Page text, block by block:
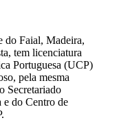
do Faial, Madeira,
tem licenciatura
Portuguesa (UCP)
pela mesma
Secretariado
e do Centro de